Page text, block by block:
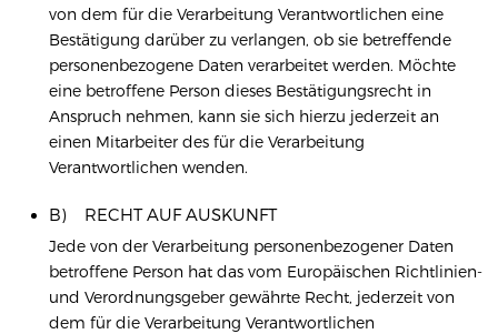
von dem für die Verarbeitung Verantwortlichen eine
Bestätigung darüber zu verlangen, ob sie betreffende
personenbezogene Daten verarbeitet werden. Möchte
eine betroffene Person dieses Bestätigungsrecht in
Anspruch nehmen, kann sie sich hierzu jederzeit an
einen Mitarbeiter des für die Verarbeitung
Verantwortlichen wenden.
B) RECHT AUF AUSKUNFT
Jede von der Verarbeitung personenbezogener Daten
betroffene Person hat das vom Europäischen Richtlinien-
und Verordnungsgeber gewährte Recht, jederzeit von
dem für die Verarbeitung Verantwortlichen